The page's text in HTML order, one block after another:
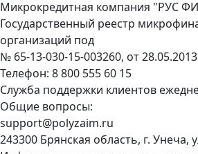
Микрокредитная компания "РУС
Государственный реестр
организаций под
№ 65-13-030-15-003260, от 28.05.2013
Телефон: 8 800 555 60 15
Служба поддержки клиентов
Общие вопросы:
support@polyzaim.ru
243300 Брянская область, г. Унеча,